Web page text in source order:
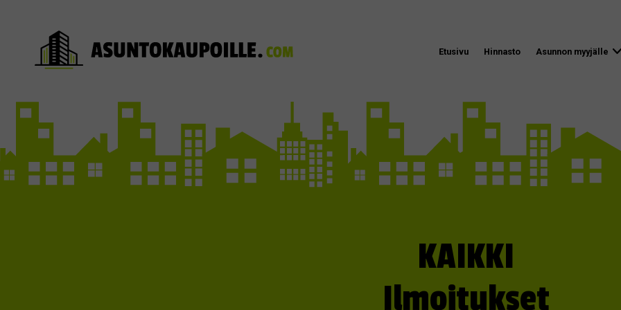
Etusivu Hinnasto Asunnon myyjälle
KAIKKI
Ilmoitukset